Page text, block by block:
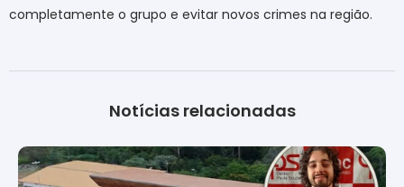
completamente o grupo e evitar novos crimes na região.
Notícias relacionadas